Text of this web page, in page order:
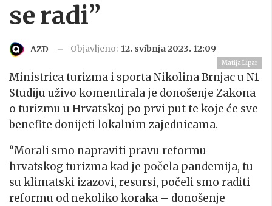
se radi”
AZD Objavljeno: 12. svibnja 2023. 12:09
Matija Lipar
Ministrica turizma i sporta Nikolina Brnjac u N1
Studiju uživo komentirala je donošenje Zakona
o turizmu u Hrvatskoj po prvi put te koje će sve
benefite donijeti lokalnim zajednicama.
“Morali smo napraviti pravu reformu
hrvatskog turizma kad je počela pandemija, tu
su klimatski izazovi, resursi, počeli smo raditi
reformu od nekoliko koraka – donošenje